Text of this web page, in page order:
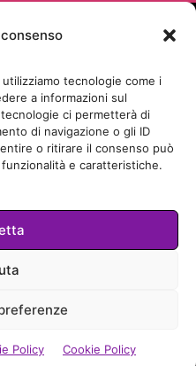
tecnologie come i
a informazioni sul
ci permetterà di
di navigazione o gli ID
o ritirare il consenso può
e caratteristiche.
Policy Cookie Policy
BADRIC